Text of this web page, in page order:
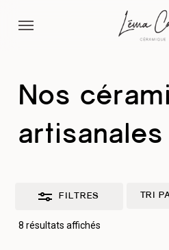
Menu
Nos
artisanales
FILTRES
8 résultats affichésTrié
TRI